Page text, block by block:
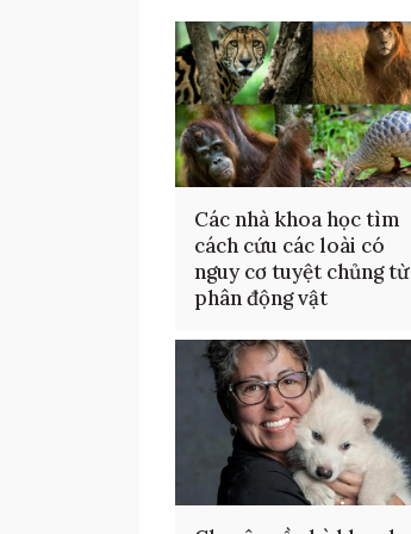
Các nhà khoa học tìm
cách cứu các loài có
nguy cơ tuyệt chủng từ
phân động vật